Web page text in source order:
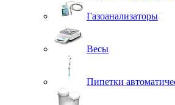
Газоанализаторы
Весы
Пипетки